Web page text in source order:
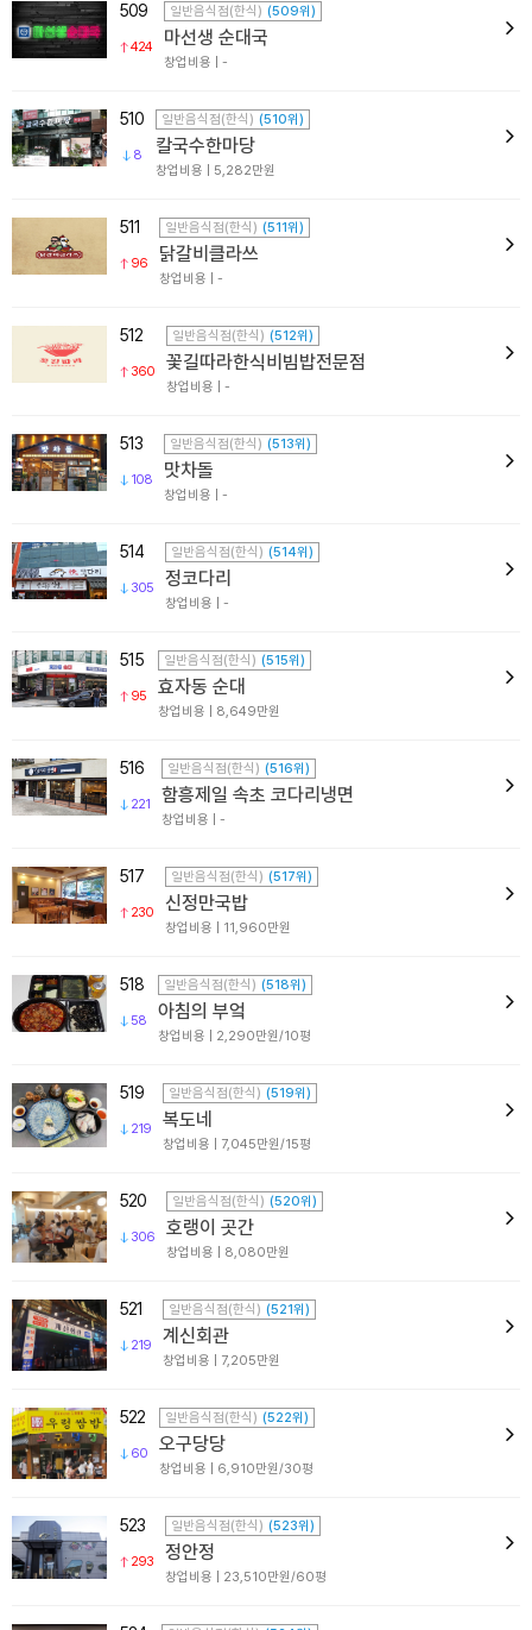
509
424
일반음식점(한식) (509위)
마선생 순대국
창업비용 | -
510
8
일반음식점(한식) (510위)
칼국수한마당
창업비용 | 5,282만원
511
96
일반음식점(한식) (511위)
닭갈비클라쓰
창업비용 | -
512
360
일반음식점(한식) (512위)
꽃길따라한식비빔밥전문점
창업비용 | -
513
108
일반음식점(한식) (513위)
맛차돌
창업비용 | -
514
305
일반음식점(한식) (514위)
정코다리
창업비용 | -
515
95
일반음식점(한식) (515위)
효자동 순대
창업비용 | 8,649만원
516
221
일반음식점(한식) (516위)
함흥제일 속초 코다리냉면
창업비용 | -
517
230
일반음식점(한식) (517위)
신정만국밥
창업비용 | 11,960만원
518
58
일반음식점(한식) (518위)
아침의 부엌
창업비용 | 2,290만원/10평
519
219
일반음식점(한식) (519위)
복도네
창업비용 | 7,045만원/15평
520
306
일반음식점(한식) (520위)
호랭이 곳간
창업비용 | 8,080만원
521
219
일반음식점(한식) (521위)
계신회관
창업비용 | 7,205만원
522
60
일반음식점(한식) (522위)
오구당당
창업비용 | 6,910만원/30평
523
293
일반음식점(한식) (523위)
정안정
창업비용 | 23,510만원/60평